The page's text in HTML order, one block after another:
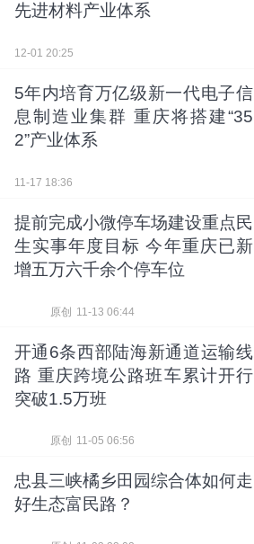
先进材料产业体系
12-01 20:25
5年内培育万亿级新一代电子信
息制造业集群 重庆将搭建“35
2”产业体系
11-17 18:36
提前完成小微停车场建设重点民
生实事年度目标 今年重庆已新
增五万六千余个停车位
11-13 06:44
原创
开通6条西部陆海新通道运输线
路 重庆跨境公路班车累计开行
突破1.5万班
11-05 06:56
原创
忠县三峡橘乡田园综合体如何走
好生态富民路？